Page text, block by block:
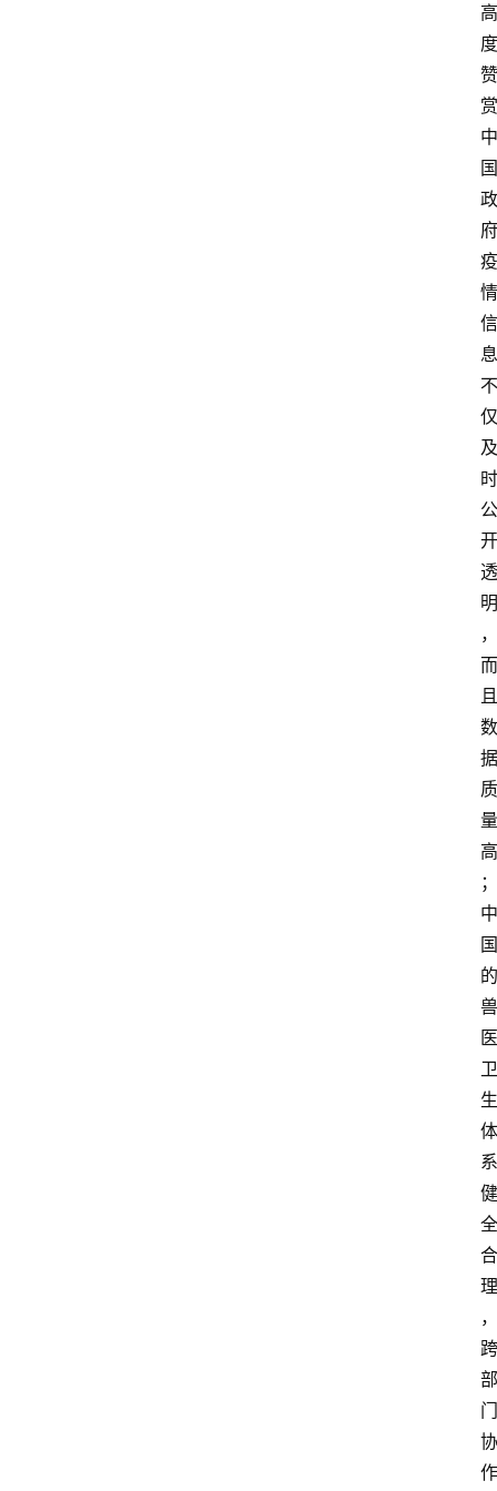
高
度
赞
赏
中
国
政
府
疫
情
信
息
不
仅
及
时
公
开
透
明
，
而
且
数
据
质
量
高
；
中
国
的
兽
医
卫
生
体
系
健
全
合
理
，
跨
部
门
协
作